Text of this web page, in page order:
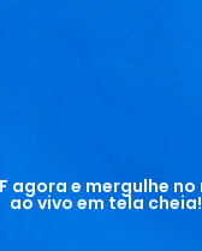
agora e mergulhe
ao vivo em tela cheia!